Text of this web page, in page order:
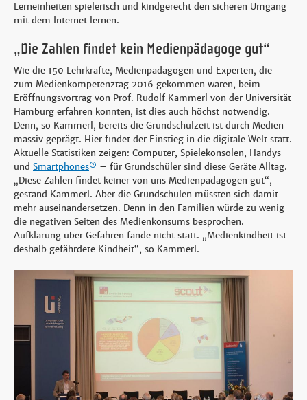
Lerneinheiten spielerisch und kindgerecht den sicheren Umgang
mit dem Internet lernen.
„Die Zahlen findet kein Medienpädagoge gut“
Wie die 150 Lehrkräfte, Medienpädagogen und Experten, die
zum Medienkompetenztag 2016 gekommen waren, beim
Eröffnungsvortrag von Prof. Rudolf Kammerl von der Universität
Hamburg erfahren konnten, ist dies auch höchst notwendig.
Denn, so Kammerl, bereits die Grundschulzeit ist durch Medien
massiv geprägt. Hier findet der Einstieg in die digitale Welt statt.
Aktuelle Statistiken zeigen: Computer, Spielekonsolen, Handys
und Smartphones
– für Grundschüler sind diese Geräte Alltag.
„Diese Zahlen findet keiner von uns Medienpädagogen gut“,
gestand Kammerl. Aber die Grundschulen müssten sich damit
mehr auseinandersetzen. Denn in den Familien würde zu wenig
die negativen Seiten des Medienkonsums besprochen.
Aufklärung über Gefahren fände nicht statt. „Medienkindheit ist
deshalb gefährdete Kindheit“, so Kammerl.